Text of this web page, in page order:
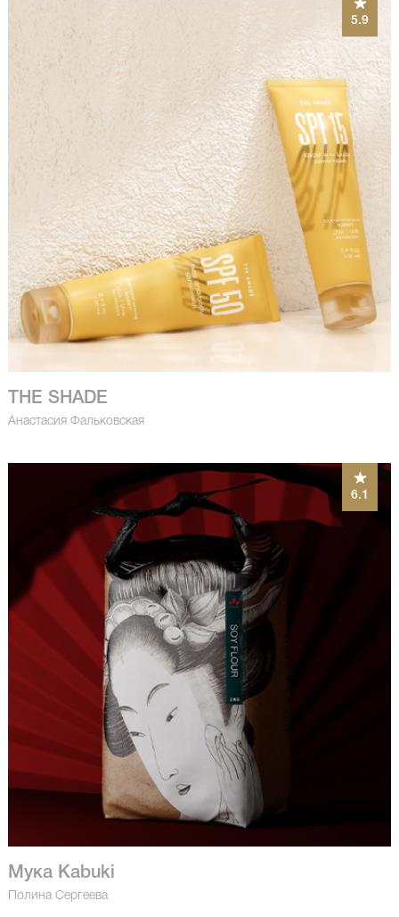
5.9
THE SHADE
Анастасия Фальковская
6.1
Мука Kabuki
Полина Сергеева